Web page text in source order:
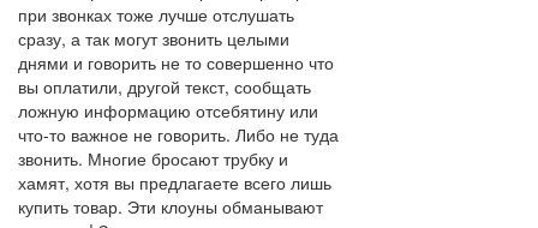
при звонках тоже лучше отслушать
сразу, а так могут звонить целыми
днями и говорить не то совершенно что
вы оплатили, другой текст, сообщать
ложную информацию отсебятину или
что-то важное не говорить. Либо не туда
звонить. Многие бросают трубку и
хамят, хотя вы предлагаете всего лишь
купить товар. Эти клоуны обманывают